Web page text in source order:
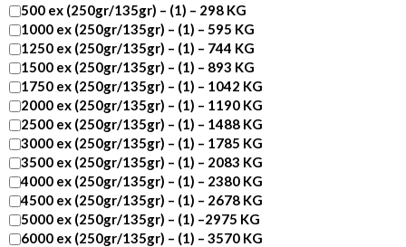
500 ex (250gr/135gr) – (1) – 298 KG
1000 ex (250gr/135gr) – (1) – 595 KG
1250 ex (250gr/135gr) – (1) – 744 KG
1500 ex (250gr/135gr) – (1) – 893 KG
1750 ex (250gr/135gr) – (1) – 1042 KG
2000 ex (250gr/135gr) – (1) – 1190 KG
2500 ex (250gr/135gr) – (1) – 1488 KG
3000 ex (250gr/135gr) – (1) – 1785 KG
3500 ex (250gr/135gr) – (1) – 2083 KG
4000 ex (250gr/135gr) – (1) – 2380 KG
4500 ex (250gr/135gr) – (1) – 2678 KG
5000 ex (250gr/135gr) – (1) –2975 KG
6000 ex (250gr/135gr) – (1) – 3570 KG